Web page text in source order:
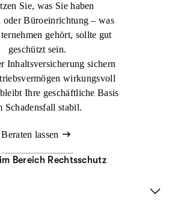
Sie, was Sie haben
oder Büroeinrichtung – was
gehört, sollte gut
geschützt sein.
Inhaltsversicherung sichern
wirkungsvoll
Ihre geschäftliche Basis
Schadensfall stabil.
Beraten lassen
Bereich Rechtsschutz